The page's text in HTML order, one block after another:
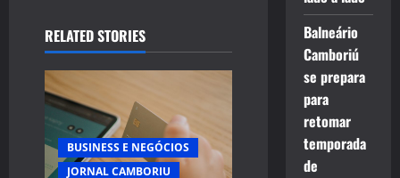
v
i
g
a
RELATED STORIES
BUSINESS E NEGÓCIOS
JORNAL CAMBORIU
Balneário
Camboriú
se prepara
para
retomar
temporada
de